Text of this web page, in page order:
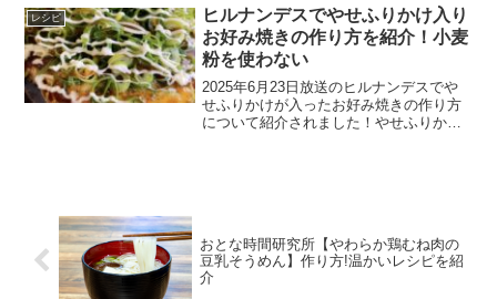
ィーの材料紅茶きゅうり胡椒きゅうり胡
椒ティーの作り方1...
レシピ
ヒルナンデスでやせふりかけ入り
お好み焼きの作り方を紹介！小麦
粉を使わない
2025年6月23日放送のヒルナンデスでや
せふりかけが入ったお好み焼きの作り方
について紹介されました！やせふりかけ
おとな時間研究所【やわらか鶏むね肉の
豆乳そうめん】作り方!温かいレシピを紹
介